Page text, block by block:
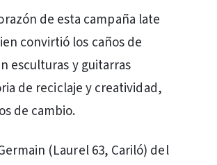
de esta campaña late
convirtió los caños de
esculturas y guitarras
de reciclaje y creatividad,
de cambio.
(Laurel 63, Cariló) del